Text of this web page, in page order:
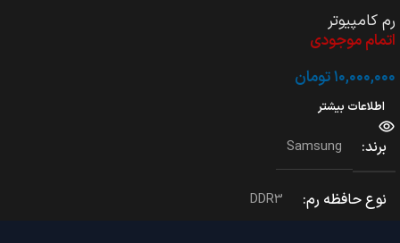
رم کامپیوتر
اتمام موجودی
۱۰,۰۰۰,۰۰۰تومان
اطلاعات بیشتر